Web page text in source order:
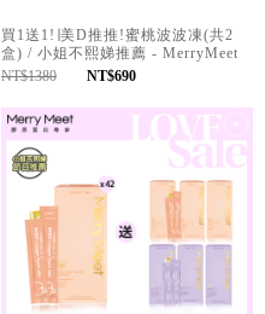
買1送1!∣美D推推!蜜桃波波凍(共2
盒) / 小姐不熙娣推薦 - MerryMeet
NT$1380
NT$690